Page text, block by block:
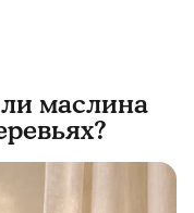
маслина